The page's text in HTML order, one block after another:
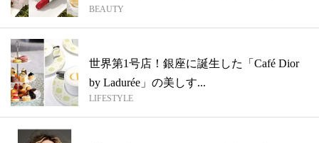
BEAUTY
世界第1号店！銀座に誕生した「Café Dior
by Ladurée」の美しす...
LIFESTYLE